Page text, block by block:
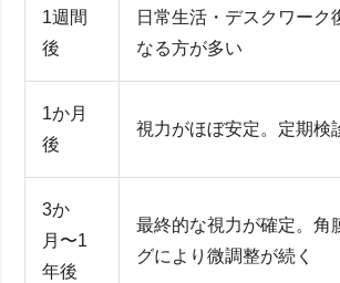
1週間
後
日常生活・デスクワーク
なる方が多い
1か月
後
視力がほぼ安定。定期検
3か
月〜1
年後
最終的な視力が確定。角
グにより微調整が続く